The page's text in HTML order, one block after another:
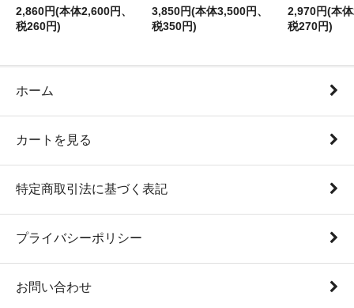
2,860円(本体2,600円、
税260円)
3,850円(本体3,500円、
税350円)
2,970円(本
税270円)
ホーム
カートを見る
特定商取引法に基づく表記
プライバシーポリシー
お問い合わせ